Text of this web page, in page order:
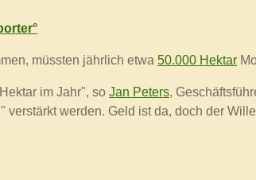
müssten jährlich etwa 50.000 Hektar
im Jahr", so Jan Peters,
werden. Geld ist da, doch der